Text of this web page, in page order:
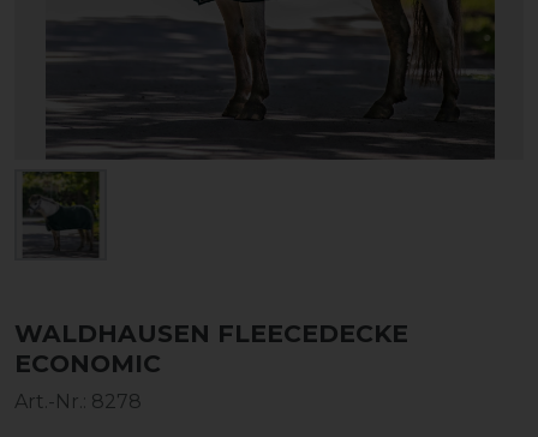
WALDHAUSEN FLEECEDECKE
ECONOMIC
Art.-Nr.: 8278